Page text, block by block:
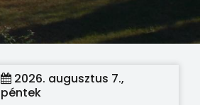
2026. augusztus 7.,
péntek